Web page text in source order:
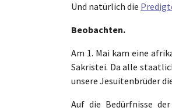
Und natürlich die
Beobachten.
Am 1. Mai kam eine
Sakristei. Da alle
unsere Jesuitenbrüder
Auf die Bedürfnisse